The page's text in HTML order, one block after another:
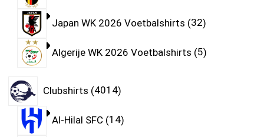
Japan WK 2026 Voetbalshirts 32
Algerije WK 2026 Voetbalshirts 5
Clubshirts 4014
Al-Hilal SFC 14